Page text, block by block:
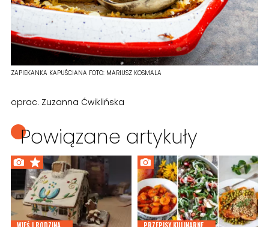
ZAPIEKANKA KAPUŚCIANA FOTO: MARIUSZ KOSMALA
oprac. Zuzanna Ćwiklińska
Powiązane artykuły